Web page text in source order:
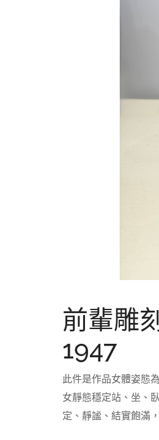
前輩雕
1947
此件是作品女體姿態
女靜態穩定站、坐、
定、靜謐、結實飽滿